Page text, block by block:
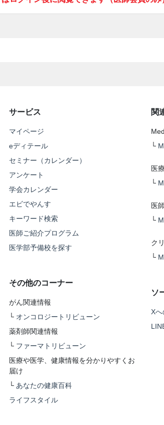
サービス
マイページ
eディテール
セミナー（カレンダー）
アンケート
学会カレンダー
エビでやんす
キーワード検索
医師ご紹介プログラム
医学部予備校を探す
その他のコーナー
がん関連情報
└ オンコロジートリビューン
薬剤師関連情報
└ ファーマトリビューン
医療や医学、健康情報を分かりやすくお
届け
└ あなたの健康百科
ライフスタイル
関
└
医
└
医
└
ク
└
ソ
X